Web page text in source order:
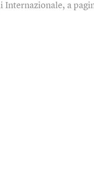
Internazionale, a